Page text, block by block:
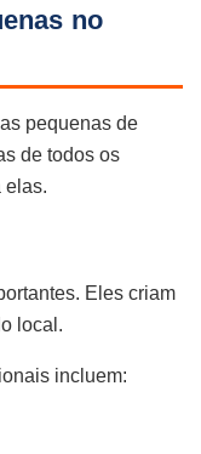
no
pequenas de
de todos os
elas.
Eles criam
local.
incluem: